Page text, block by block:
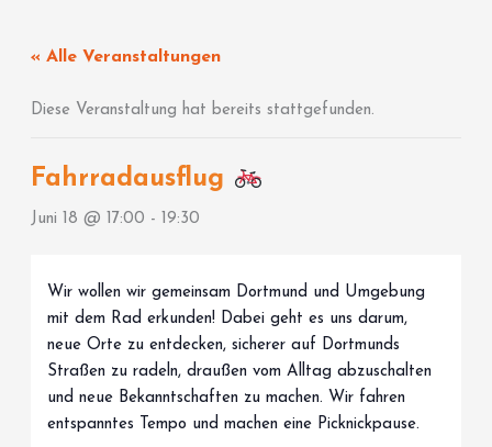
springen« Alle Veranstaltungen
Diese Veranstaltung hat bereits stattgefunden.
Fahrradausflug
Juni 18 @ 17:00 - 19:30
Wir wollen wir gemeinsam Dortmund und Umgebung
mit dem Rad erkunden! Dabei geht es uns darum,
neue Orte zu entdecken, sicherer auf Dortmunds
Straßen zu radeln, draußen vom Alltag abzuschalten
und neue Bekanntschaften zu machen. Wir fahren
entspanntes Tempo und machen eine Picknickpause.